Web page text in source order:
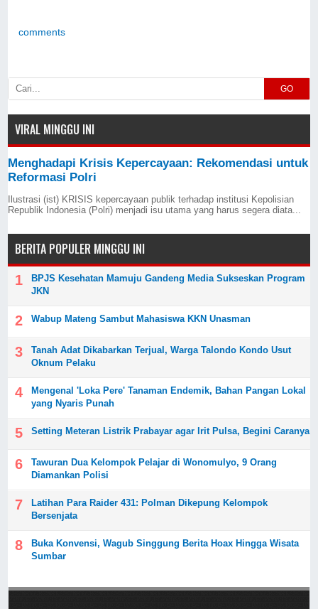
comments
GO
VIRAL MINGGU INI
Menghadapi Krisis Kepercayaan: Rekomendasi untuk
Reformasi Polri
Ilustrasi (ist) KRISIS kepercayaan publik terhadap institusi Kepolisian
Republik Indonesia (Polri) menjadi isu utama yang harus segera diata...
BERITA POPULER MINGGU INI
BPJS Kesehatan Mamuju Gandeng Media Sukseskan Program
JKN
Wabup Mateng Sambut Mahasiswa KKN Unasman
Tanah Adat Dikabarkan Terjual, Warga Talondo Kondo Usut
Oknum Pelaku
Mengenal 'Loka Pere' Tanaman Endemik, Bahan Pangan Lokal
yang Nyaris Punah
Setting Meteran Listrik Prabayar agar Irit Pulsa, Begini Caranya
Tawuran Dua Kelompok Pelajar di Wonomulyo, 9 Orang
Diamankan Polisi
Latihan Para Raider 431: Polman Dikepung Kelompok
Bersenjata
Buka Konvensi, Wagub Singgung Berita Hoax Hingga Wisata
Sumbar